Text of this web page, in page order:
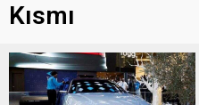
Kısmı